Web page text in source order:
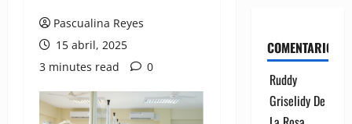
Pascualina Reyes
15 abril, 2025
3 minutes read
0
COMENTARIOS
Ruddy
Griselidy De